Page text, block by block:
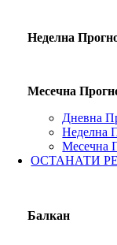
Неделна
Месечна
Дневна
Неделна
Месечна
ОСТАНАТИ
Балкан